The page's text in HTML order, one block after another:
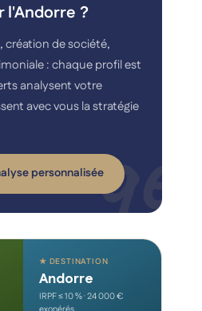
l'Andorre ?
création de société,
: chaque profil est
analysent votre
avec vous la stratégie
personnalisée
★ DESTINATION
Andorre
IRPF ≤ 10 % · 24 000 €